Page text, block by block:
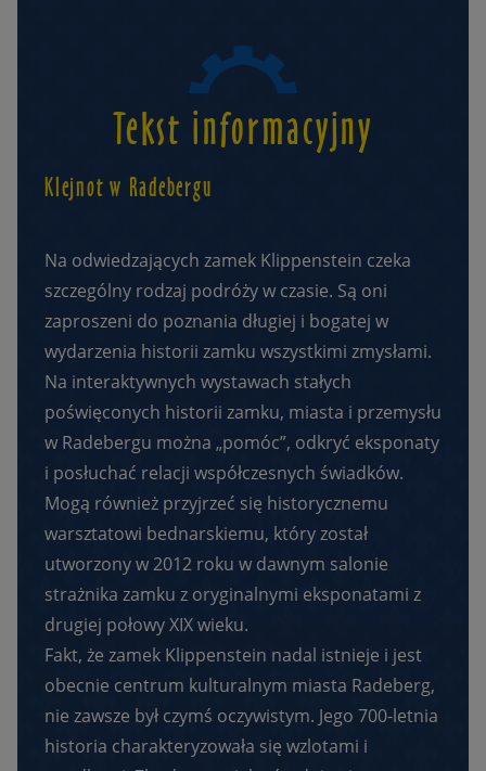
Tekst informacyjny
Klejnot w Radebergu
Na odwiedzających zamek Klippenstein czeka
szczególny rodzaj podróży w czasie. Są oni
zaproszeni do poznania długiej i bogatej w
wydarzenia historii zamku wszystkimi zmysłami.
Na interaktywnych wystawach stałych
poświęconych historii zamku, miasta i przemysłu
w Radebergu można „pomóc”, odkryć eksponaty
i posłuchać relacji współczesnych świadków.
Mogą również przyjrzeć się historycznemu
warsztatowi bednarskiemu, który został
utworzony w 2012 roku w dawnym salonie
strażnika zamku z oryginalnymi eksponatami z
drugiej połowy XIX wieku.
Fakt, że zamek Klippenstein nadal istnieje i jest
obecnie centrum kulturalnym miasta Radeberg,
nie zawsze był czymś oczywistym. Jego 700-letnia
historia charakteryzowała się wzlotami i